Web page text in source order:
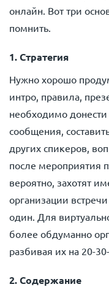
онлайн. Вот три
помнить.
1. Стратегия
Нужно хорошо
интро, правила,
необходимо
сообщения,
других спикеров,
после мероприятия
вероятно, захотят
организации
один. Для
более обдуманно
разбивая их на 20-
2. Содержание